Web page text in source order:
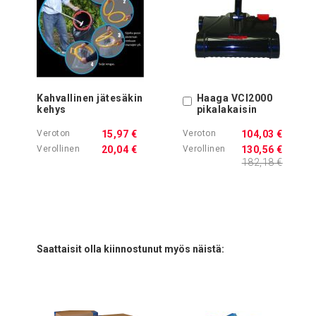
Kahvallinen jätesäkin
kehys
20,04 €
15,97 €
Haaga VCI2000
pikalakaisin
130,56 €
104,03 €
182,18 €
Ostoskoriin
Saattaisit olla kiinnostunut myös näistä: